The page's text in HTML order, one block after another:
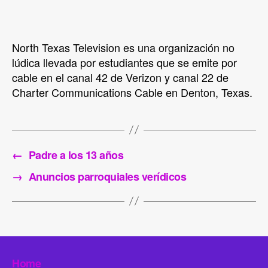
North Texas Television es una organización no
lúdica llevada por estudiantes que se emite por
cable en el canal 42 de Verizon y canal 22 de
Charter Communications Cable en Denton, Texas.
← Padre a los 13 años
→ Anuncios parroquiales verídicos
Home